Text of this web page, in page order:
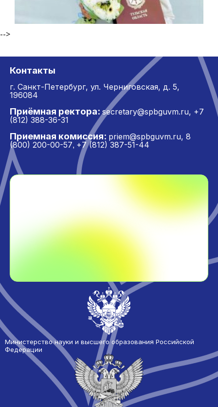
-->
Контакты
г. Санкт-Петербург, ул. Черниговская, д. 5,
196084
Приёмная ректора: secretary@spbguvm.ru, +7
(812) 388-36-31
Приемная комиссия: priem@spbguvm.ru, 8
(800) 200-00-57, +7 (812) 387-51-44
Министерство науки и высшего образования Российской
Федерации